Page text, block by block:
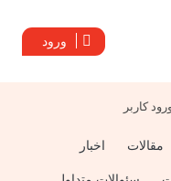
ورود
کاربر
مقالات اخبار